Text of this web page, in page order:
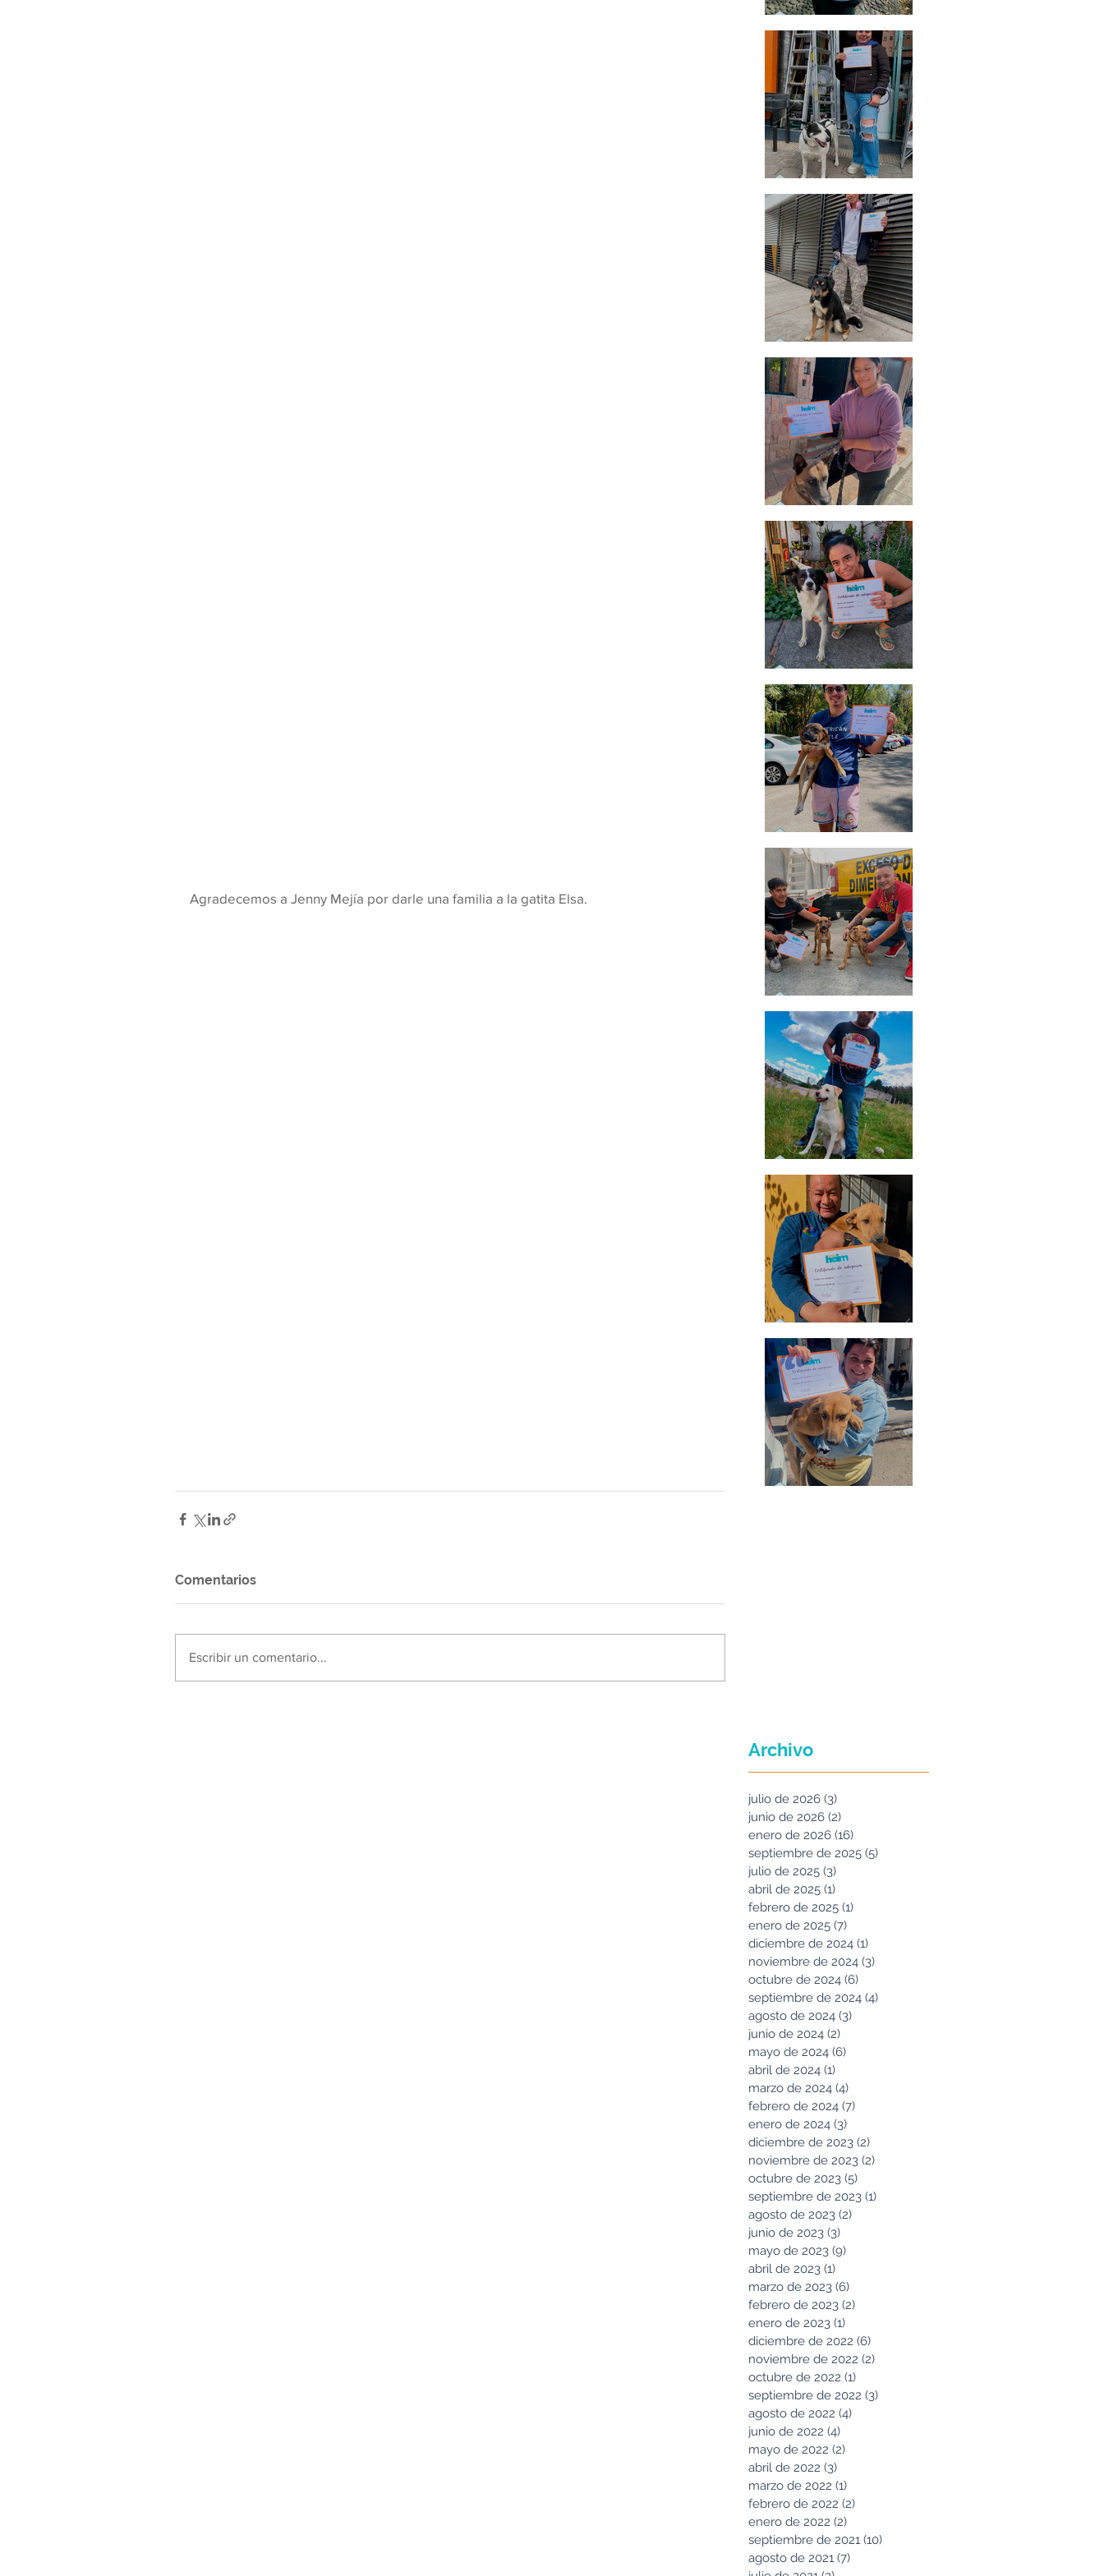
Agradecemos a Jenny Mejía por darle una familia a la gatita Elsa.
Comentarios
Escribir un comentario...
Bellota
Vaquita
Spot
Morris
Noa
Rosa
Pedro Infante
Mika
Mario Moreno
Archivo
julio de 2026 (3)
junio de 2026 (2)
enero de 2026 (16)
septiembre de 2025 (5)
julio de 2025 (3)
abril de 2025 (1)
febrero de 2025 (1)
enero de 2025 (7)
diciembre de 2024 (1)
noviembre de 2024 (3)
octubre de 2024 (6)
septiembre de 2024 (4)
agosto de 2024 (3)
junio de 2024 (2)
mayo de 2024 (6)
abril de 2024 (1)
marzo de 2024 (4)
febrero de 2024 (7)
enero de 2024 (3)
diciembre de 2023 (2)
noviembre de 2023 (2)
octubre de 2023 (5)
septiembre de 2023 (1)
agosto de 2023 (2)
junio de 2023 (3)
mayo de 2023 (9)
abril de 2023 (1)
marzo de 2023 (6)
febrero de 2023 (2)
enero de 2023 (1)
diciembre de 2022 (6)
noviembre de 2022 (2)
octubre de 2022 (1)
septiembre de 2022 (3)
agosto de 2022 (4)
junio de 2022 (4)
mayo de 2022 (2)
abril de 2022 (3)
marzo de 2022 (1)
febrero de 2022 (2)
enero de 2022 (2)
septiembre de 2021 (10)
agosto de 2021 (7)